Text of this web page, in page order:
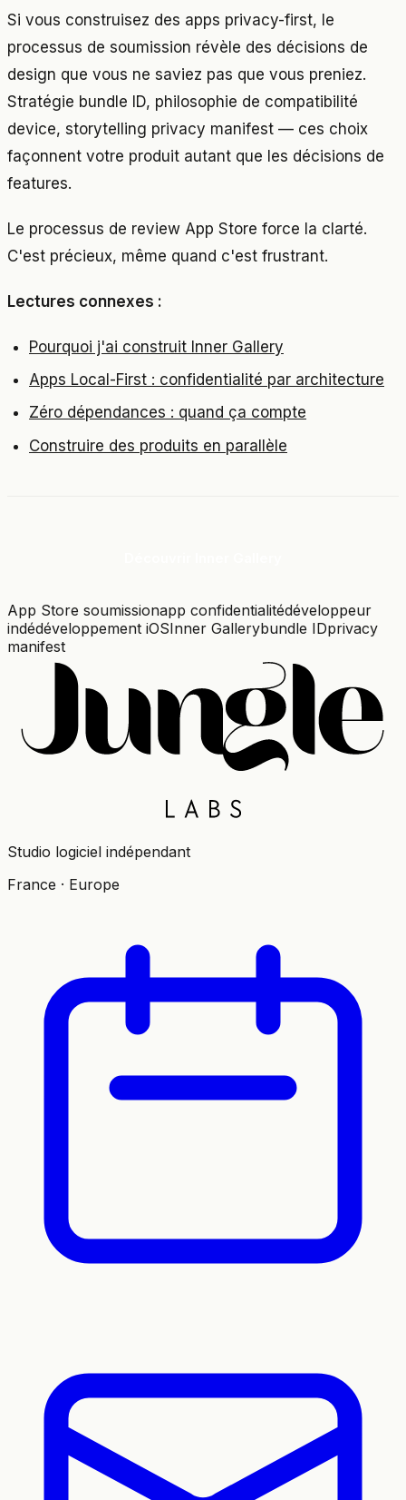
Si vous construisez des apps privacy-first, le
processus de soumission révèle des décisions de
design que vous ne saviez pas que vous preniez.
Stratégie bundle ID, philosophie de compatibilité
device, storytelling privacy manifest — ces choix
façonnent votre produit autant que les décisions de
features.
Le processus de review App Store force la clarté.
C'est précieux, même quand c'est frustrant.
Lectures connexes :
Pourquoi j'ai construit Inner Gallery
Apps Local-First : confidentialité par architecture
Zéro dépendances : quand ça compte
Construire des produits en parallèle
App Store soumissionapp confidentialitédéveloppeur
indédéveloppement iOSInner Gallerybundle IDprivacy
manifest
Studio logiciel indépendant
France · Europe